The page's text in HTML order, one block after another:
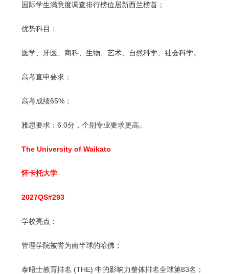
国际学生满意度调查排行榜位居新西兰榜首；
优势科目：
医学、牙医、商科、生物、艺术、自然科学、社会科学。
高考直申要求：
高考成绩65%；
雅思要求：6.0分，个别专业要求更高。
The University of Waikato
怀卡托大学
2027QS#293
学校亮点：
管理学院被誉为南半球的哈佛；
泰晤士教育排名 (THE) 中的影响力整体排名全球第83名；